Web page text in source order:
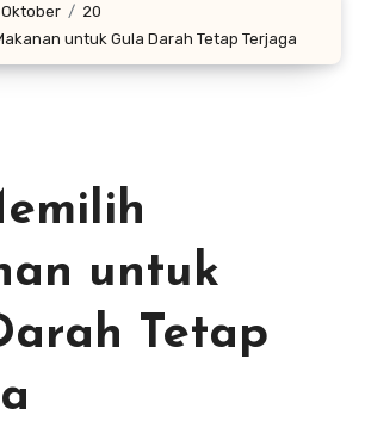
Oktober
20
untuk Gula Darah Tetap Terjaga
untuk
Tetap